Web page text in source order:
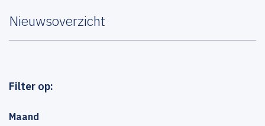
Nieuwsoverzicht
Filter op:
Maand